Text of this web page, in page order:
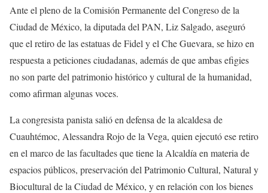
Ante el pleno de la Comisión Permanente del Congreso de la
Ciudad de México, la diputada del PAN, Liz Salgado, aseguró
que el retiro de las estatuas de Fidel y el Che Guevara, se hizo en
respuesta a peticiones ciudadanas, además de que ambas efigies
no son parte del patrimonio histórico y cultural de la humanidad,
como afirman algunas voces.
La congresista panista salió en defensa de la alcaldesa de
Cuauhtémoc, Alessandra Rojo de la Vega, quien ejecutó ese retiro
en el marco de las facultades que tiene la Alcaldía en materia de
espacios públicos, preservación del Patrimonio Cultural, Natural y
Biocultural de la Ciudad de México, y en relación con los bienes